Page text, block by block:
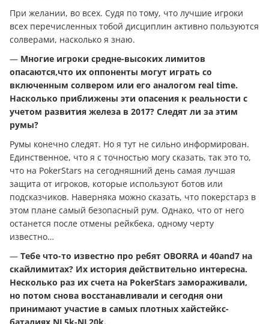
При желании, во всех. Судя по тому, что лучшие игроки
всех перечисленных тобой дисциплин активно пользуются
солверами, насколько я знаю.
— Многие игроки средне-высоких лимитов
опасаются,что их оппоненты могут играть со
включенным солвером или его анaлoгом real time.
Насколько приближены эти опасения к реальности с
учетом развития железа в 2017? Следят ли за этим
румы?
Румы конечно следят. Но я тут не сильно информирован.
Единственное, что я с точностью могу сказать, так это то,
что на PokerStars на сегодняшний день самая лучшая
защита от игроков, которые используют ботов или
подсказчиков. Наверняка можно сказать, что покерстарз в
этом плане самый безопасный рум. Однако, что от него
останется после отмены рейкбека, одному черту
известно…
— Тебе что-то известно про ребят OBORRA и 40and7 на
скайлимитах? Их история действительно интересна.
Несколько раз их счета на PokerStars замораживали,
но потом снова восстанавливали и сегодня они
принимают участие в самых плотных хайстейкс-